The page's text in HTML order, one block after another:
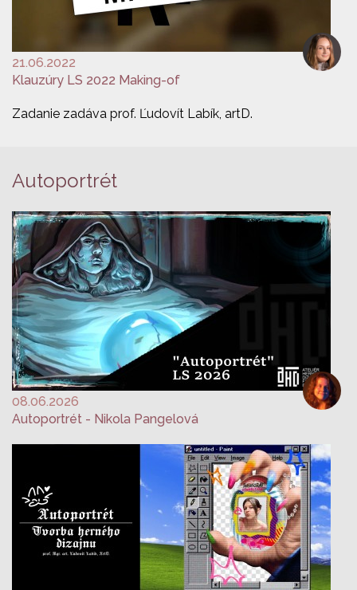
21.06.2022
Klauzúry LS 2022 Making-of
Zadanie zadáva prof. Ľudovít Labík, artD.
Autoportrét
08.06.2026
Autoportrét - Nikola Pangelová